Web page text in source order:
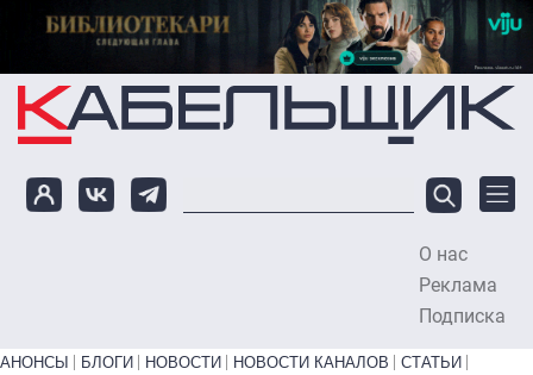
Перейти к основному содержанию
О нас
Реклама
Подписка
Primary links bottom
АНОНСЫ БЛОГИ НОВОСТИ НОВОСТИ КАНАЛОВ
СТАТЬИ